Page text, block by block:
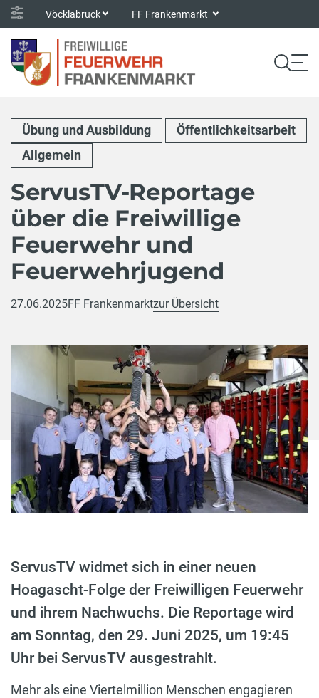
Vöcklabruck FF Frankenmarkt
Übung und Ausbildung
Öffentlichkeitsarbeit
Allgemein
ServusTV-Reportage
über die Freiwillige
Feuerwehr und
Feuerwehrjugend
27.06.2025FF Frankenmarktzur Übersicht
ServusTV widmet sich in einer neuen
Hoagascht-Folge der Freiwilligen Feuerwehr
und ihrem Nachwuchs. Die Reportage wird
am Sonntag, den 29. Juni 2025, um 19:45
Uhr bei ServusTV ausgestrahlt.
Mehr als eine Viertelmillion Menschen engagieren